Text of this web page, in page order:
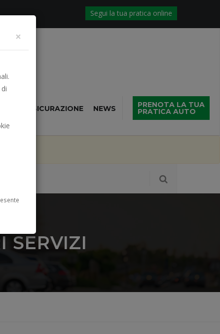
Segui la tua pratica online
ASSICURAZIONE NEWS PRENOTA LA TUA
PRATICA AUTO
SERVIZI
×